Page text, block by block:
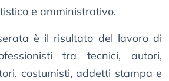
e amministrativo.
è il risultato del lavoro di
tra tecnici, autori,
costumisti, addetti stampa e